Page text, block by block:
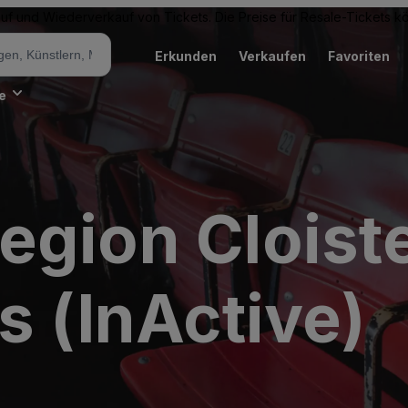
und Wiederverkauf von Tickets. Die Preise für Resale-Tickets
Erkunden Verkaufen Favoriten
(InActive)